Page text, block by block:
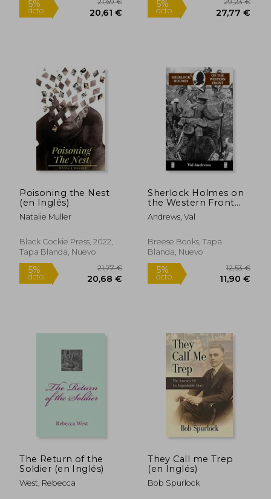
5% 21,24 € 5%
Poisoning the Nest
(en Inglés)
Natalie Muller
Black Cockie Press, 2022,
Tapa Blanda, Nuevo
Sherlock Holmes on
the Western Front
(en Inglés)
Andrews, Val
Breese Books, Tapa
Blanda, Nuevo
The Return of the
Soldier (en Inglés)
West, Rebecca
They Call me Trep
(en Inglés)
Bob Spurlock